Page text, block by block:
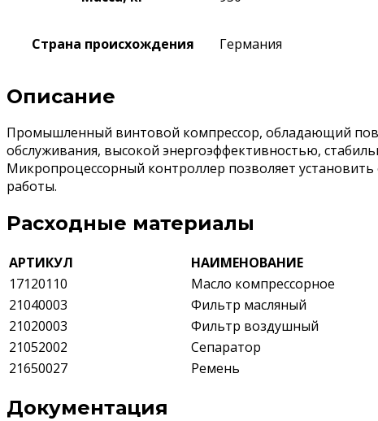
Страна происхождения Германия
Описание
Промышленный винтовой компрессор, обладающий
обслуживания, высокой энергоэффективностью,
Микропроцессорный контроллер позволяет
работы.
Расходные материалы
АРТИКУЛ
НАИМЕНОВАНИЕ
17120110
Масло компрессорное
21040003
Фильтр масляный
21020003
Фильтр воздушный
21052002
Сепаратор
21650027
Ремень
Документация